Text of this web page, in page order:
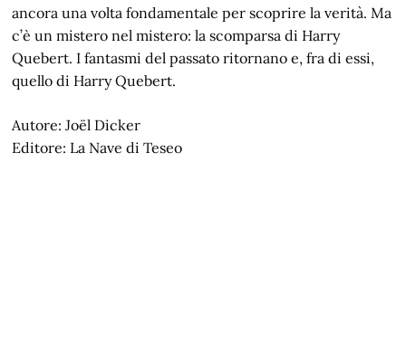
ancora una volta fondamentale per scoprire la verità. Ma
c’è un mistero nel mistero: la scomparsa di Harry
Quebert. I fantasmi del passato ritornano e, fra di essi,
quello di Harry Quebert.
Autore: Joël Dicker
Editore: La Nave di Teseo